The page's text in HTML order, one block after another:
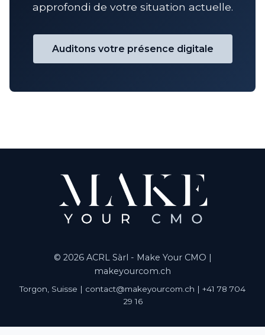
approfondi de votre situation actuelle.
Auditons votre présence digitale
© 2026 ACRL Sàrl - Make Your CMO |
makeyourcom.ch
Torgon, Suisse | contact@makeyourcom.ch | +41 78 704
29 16